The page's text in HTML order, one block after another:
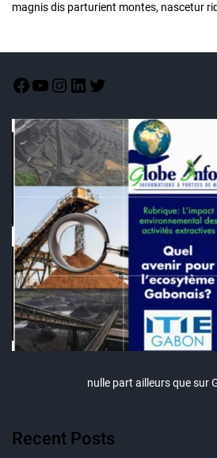
magnis dis parturient montes, nascetur
nulle part ailleurs que sur
Recent Posts